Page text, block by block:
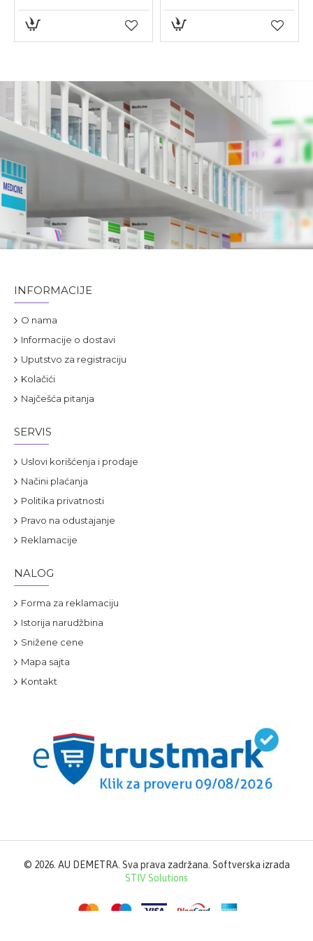
INFORMACIJE
O nama
Informacije o dostavi
Uputstvo za registraciju
Kolačići
Najčešća pitanja
SERVIS
Uslovi korišćenja i prodaje
Načini plaćanja
Politika privatnosti
Pravo na odustajanje
Reklamacije
NALOG
Forma za reklamaciju
Istorija narudžbina
Snižene cene
Mapa sajta
Kontakt
© 2026. AU DEMETRA. Sva prava zadržana. Softverska izrada
STIV Solutions